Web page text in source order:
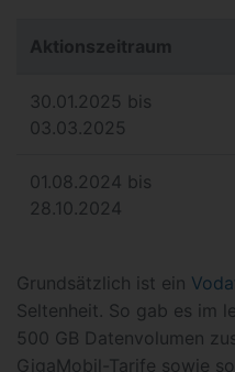
Aktionszeitraum
30.01.2025 bis
03.03.2025
01.08.2024 bis
28.10.2024
Grundsätzlich ist ein
Seltenheit. So gab es im
500 GB Datenvolumen
GigaMobil-Tarife sowie